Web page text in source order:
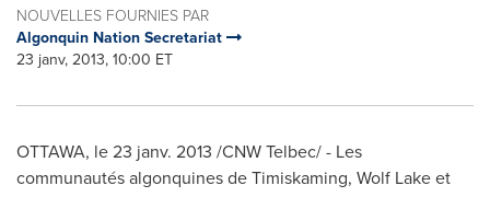
NOUVELLES FOURNIES PAR
Algonquin Nation Secretariat
23 janv, 2013, 10:00 ET
OTTAWA, le 23 janv. 2013 /CNW Telbec/ - Les
communautés algonquines de Timiskaming, Wolf Lake et